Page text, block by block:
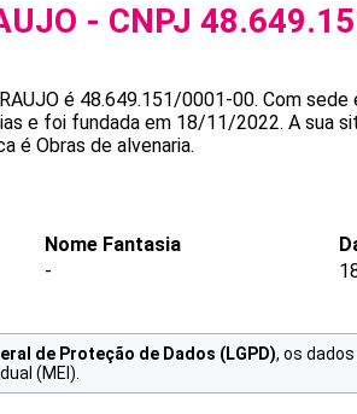
- CNPJ
é 48.649.151/0001-00. Com sede
e foi fundada em 18/11/2022. A sua
é Obras de alvenaria.
Nome Fantasia
-
de Proteção de Dados (LGPD), os
(MEI).